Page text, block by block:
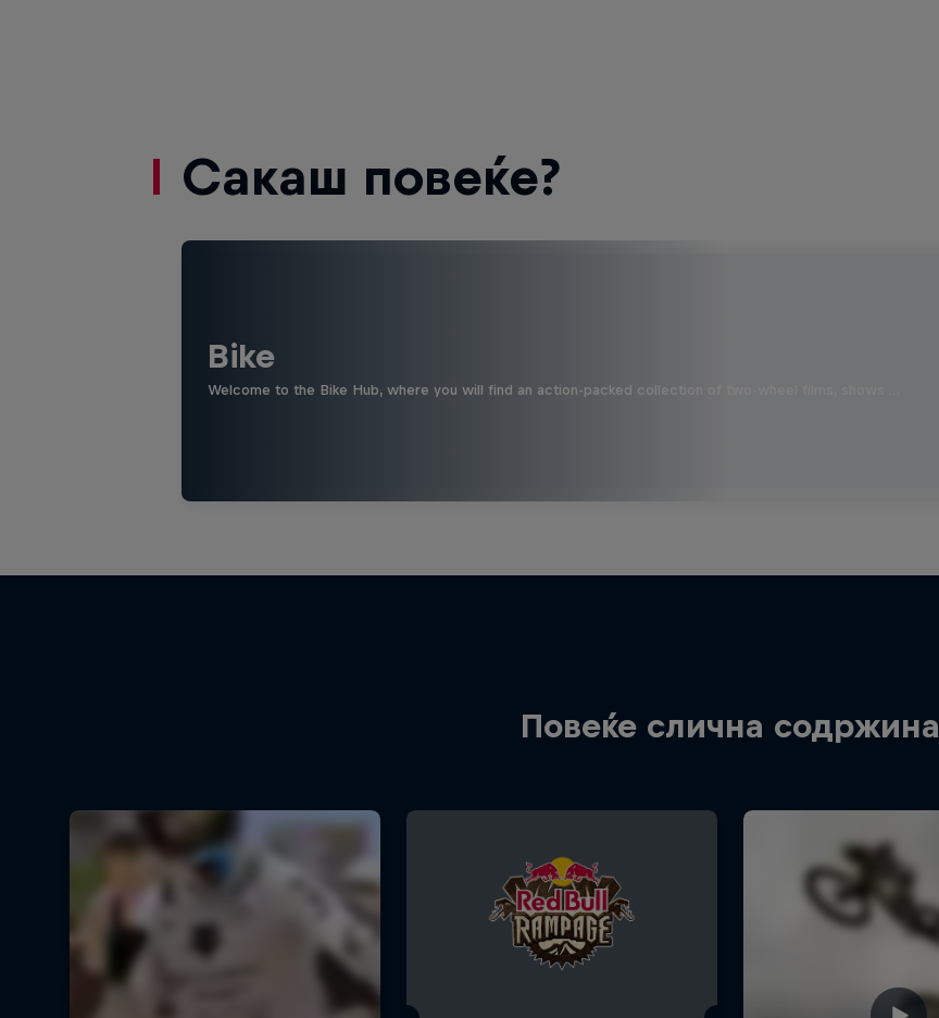
Сакаш повеќе?
Bike
Welcome to the Bike Hub, where you will find an action-packed collection of two-wheel films, shows …
Повеќе слична содржина